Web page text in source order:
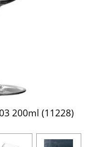
200ml (11228)